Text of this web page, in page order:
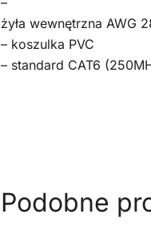
żyła wewnętrzna AWG
– koszulka PVC
– standard CAT6
Podobne